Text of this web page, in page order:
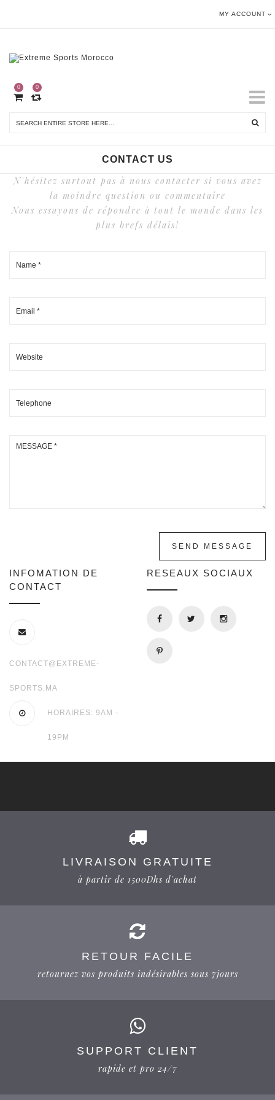
MY ACCOUNT
0 0
CONTACT US
N'hésitez surtout pas à nous contacter si vous avez
la moindre question ou commentaire
Nous essayons de répondre à tout le monde dans les
plus brefs délais!
SEND MESSAGE
INFOMATION DE
CONTACT
CONTACT@EXTREME-
SPORTS.MA
HORAIRES: 9AM -
19PM
RESEAUX SOCIAUX
LIVRAISON GRATUITE
à partir de 1500Dhs d'achat
RETOUR FACILE
retournez vos produits indésirables sous 7jours
SUPPORT CLIENT
rapide et pro 24/7